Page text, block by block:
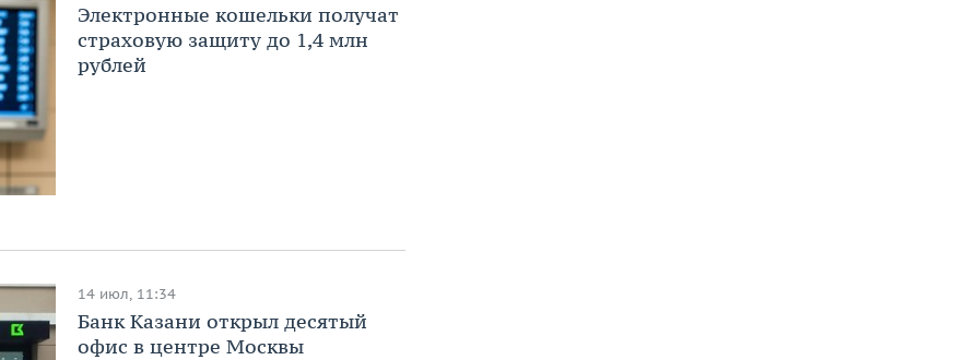
Электронные кошельки получат
страховую защиту до 1,4 млн
рублей
14 июл, 11:34
Банк Казани открыл десятый
офис в центре Москвы